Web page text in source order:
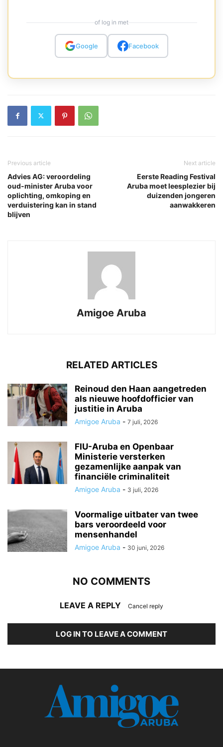
of log in met
Google Facebook
Previous article
Advies AG: veroordeling
oud-minister Aruba voor
oplichting, omkoping en
verduistering kan in stand
blijven
Next article
Eerste Reading Festival
Aruba moet leesplezier bij
duizenden jongeren
aanwakkeren
Amigoe Aruba
RELATED ARTICLES
Reinoud den Haan aangetreden
als nieuwe hoofdofficier van
justitie in Aruba
Amigoe Aruba - 7 juli, 2026
FIU-Aruba en Openbaar
Ministerie versterken
gezamenlijke aanpak van
financiële criminaliteit
Amigoe Aruba - 3 juli, 2026
Voormalige uitbater van twee
bars veroordeeld voor
mensenhandel
Amigoe Aruba - 30 juni, 2026
NO COMMENTS
LEAVE A REPLY Cancel reply
LOG IN TO LEAVE A COMMENT